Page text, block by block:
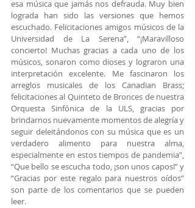
esa música que jamás nos defrauda. Muy bien
lograda han sido las versiones que hemos
escuchado. Felicitaciones amigos músicos de la
Universidad de La Serena”, “¡Maravilloso
concierto! Muchas gracias a cada uno de los
músicos, sonaron como dioses y lograron una
interpretación excelente. Me fascinaron los
arreglos musicales de los Canadian Brass;
felicitaciones al Quinteto de Bronces de nuestra
Orquesta Sinfónica de la ULS, gracias por
brindarnos nuevamente momentos de alegría y
seguir deleitándonos con su música que es un
verdadero alimento para nuestra alma,
especialmente en estos tiempos de pandemia”,
“Que bello se escucha todo, ¡son unos capos!” y
“Gracias por este regalo para nuestros oídos”
son parte de los comentarios que se pueden
leer.